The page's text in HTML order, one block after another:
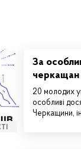
За
20 молодих
особливі
Черкащини,